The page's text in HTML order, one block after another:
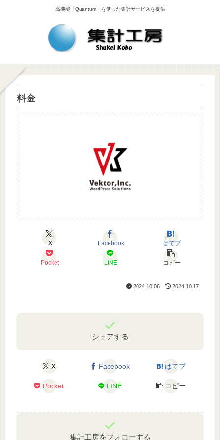
高機能「Quantum」を使った集計サービスを提供
料金
X Facebook はてブ
Pocket LINE コピー
2024.10.06 2024.10.17
シェアする
X Facebook はてブ
Pocket LINE コピー
集計工房をフォローする